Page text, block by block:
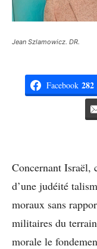
Jean Szlamowicz. DR.
Facebook 282
Concernant Israël,
d’une judéité
moraux sans
militaires du
morale le